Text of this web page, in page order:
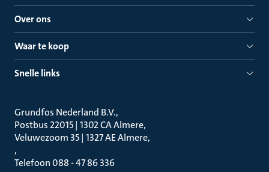
Over ons
Waar te koop
Snelle links
Grundfos Nederland B.V.
Postbus 22015 | 1302 CA Almere
Veluwezoom 35 | 1327 AE Almere
Telefoon 088 - 47 86 336